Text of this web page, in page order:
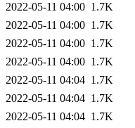
2022-05-11 04:00 1.7K
2022-05-11 04:00 1.7K
2022-05-11 04:00 1.7K
2022-05-11 04:00 1.7K
2022-05-11 04:04 1.7K
2022-05-11 04:04 1.7K
2022-05-11 04:04 1.7K